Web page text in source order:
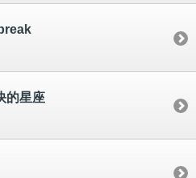
的星座